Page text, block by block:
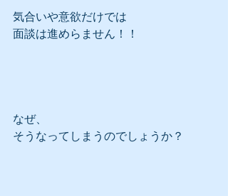
気合いや意欲だけでは
面談は進めらません！！
なぜ、
そうなってしまうのでしょうか？